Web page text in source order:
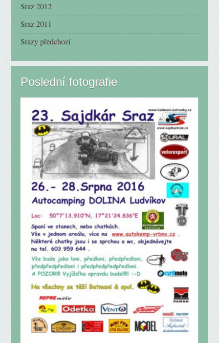
Sraz 2012
Sraz 2011
Srazy předchozí
Poslední fotografie